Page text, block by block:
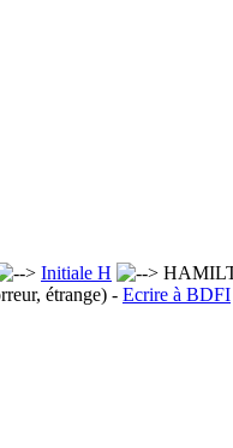
Initiale H
étrange) - Ecrire à BDFI